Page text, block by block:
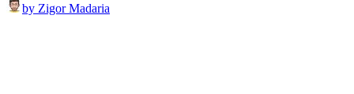
by Zigor Madaria